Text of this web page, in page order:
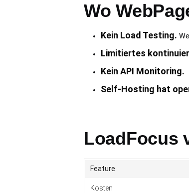
Wo
Kein Load Testing.
Limitiertes
Kein API Monitoring.
Self-Hosting hat
LoadFocus
Feature
Kosten